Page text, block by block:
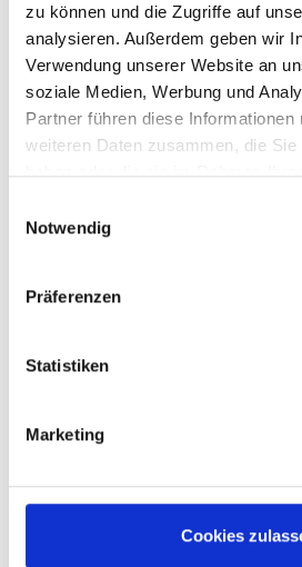
zu können und die Zugriffe auf
analysieren. Außerdem geben wir
Verwendung unserer Website an
soziale Medien, Werbung und
Partner führen diese
weiteren Daten zusammen, die Sie
haben oder die sie im Rahmen
Notwendig
Präferenzen
Statistiken
Marketing
Cookies